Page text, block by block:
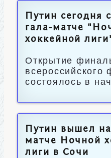
Путин сегодня
гала-матче
хоккейной
Открытие
всероссийского
состоялось в
Путин вышел
матче Ночной
лиги в Сочи